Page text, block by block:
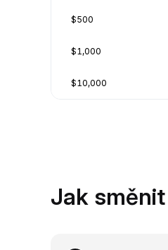
$500
$1,000
$10,000
Jak